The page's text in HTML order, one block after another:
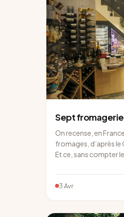
Sept
On recense, en
fromages, d’après le
Et ce, sans compter
3 Avr